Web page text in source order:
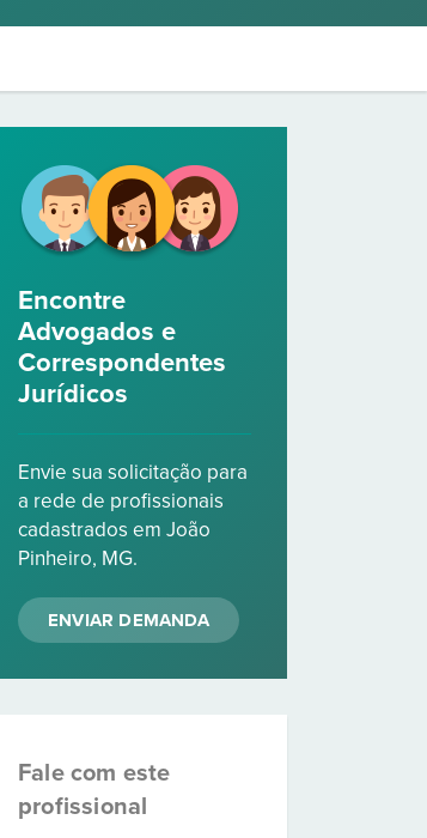
Encontre
Advogados e
Correspondentes
Jurídicos
Envie sua solicitação para
a rede de profissionais
cadastrados em João
Pinheiro, MG.
ENVIAR DEMANDA
Fale com este
profissional